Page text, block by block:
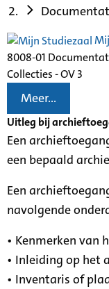
8008-01
Collecties - OV 3
Meer...
Uitleg bij
Een
een bepaald
Een
navolgende
• Kenmerken van
• Inleiding op het
• Inventaris of